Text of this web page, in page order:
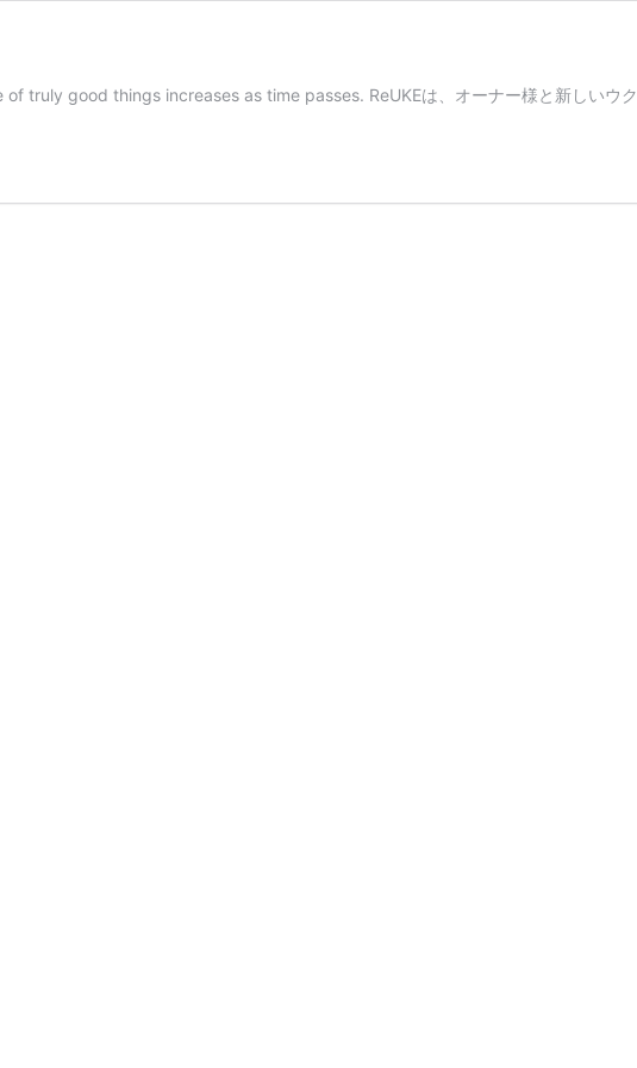
truly good things increases as time passes. ReUKEは、オーナー様と新しいウ